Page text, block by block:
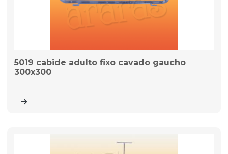
5019 cabide adulto fixo cavado gaucho
300x300